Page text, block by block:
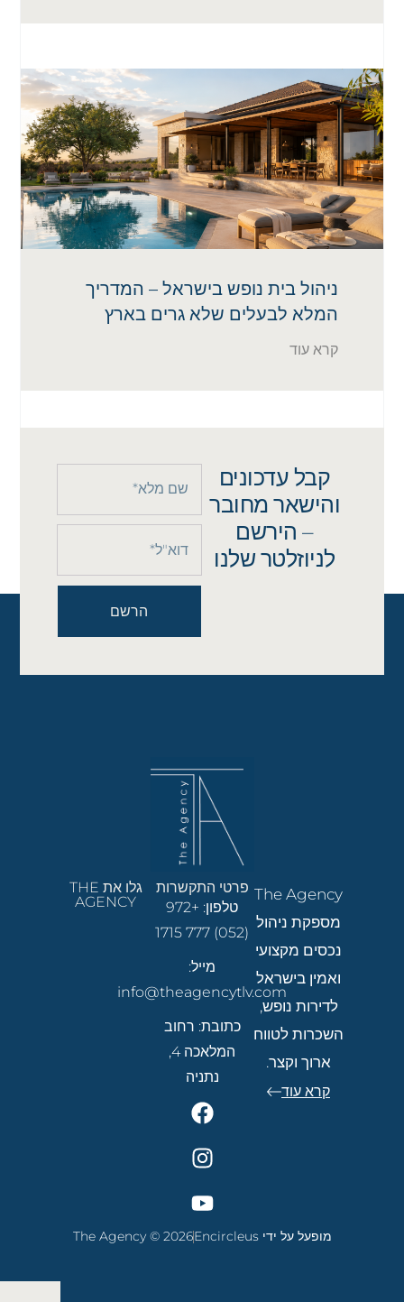
ניהול בית נופש בישראל – המדריך
המלא לבעלים שלא גרים בארץ
קרא עוד
קבל עדכונים
והישאר מחובר
– הירשם
לניוזלטר שלנו
הרשם
The Agency
מספקת ניהול
נכסים מקצועי
ואמין בישראל
לדירות נופש,
השכרות לטווח
ארוך וקצר.
קרא עוד
פרטי התקשרות
טלפון: +972
(052) 777 1715
מייל:
info@theagencytlv.com
כתובת: רחוב
המלאכה 4,
נתניה
גלו את THE
AGENCY
מופעל על ידי Encircleus The Agency © 2026